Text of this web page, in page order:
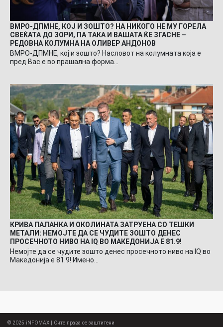
ВМРО-ДПМНЕ, КОЈ И ЗОШТО? НА НИКОГО НЕ МУ ГОРЕЛА
СВЕЌАТА ДО ЗОРИ, ПА ТАКА И ВАШАТА ЌЕ ЗГАСНЕ –
РЕДОВНА КОЛУМНА НА ОЛИВЕР АНДОНОВ
ВМРО-ДПМНЕ, кој и зошто? Насловот на колумната која е
пред Вас е во прашална форма…
КРИВА ПАЛАНКА И ОКОЛИНАТА ЗАТРУЕНА СО ТЕШКИ
МЕТАЛИ: НЕМОЈТЕ ДА СЕ ЧУДИТЕ ЗОШТО ДЕНЕС
ПРОСЕЧНОТО НИВО НА IQ ВО МАКЕДОНИЈА Е 81.9!
Немојте да се чудите зошто денес просечното ниво на IQ во
Македонија е 81.9! Имено…
© 2025 iNFOMAX | Сите права се заштитени